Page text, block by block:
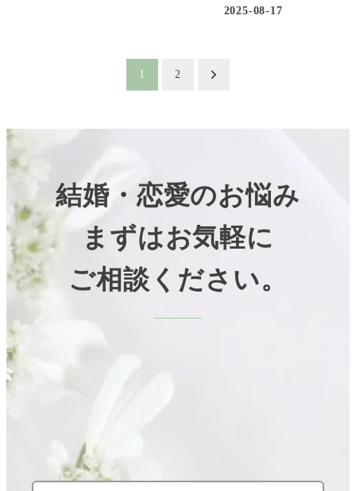
2025-08-17
ー
ジ
送
1 2
結婚・恋愛のお悩み
まずはお気軽に
ご相談ください。